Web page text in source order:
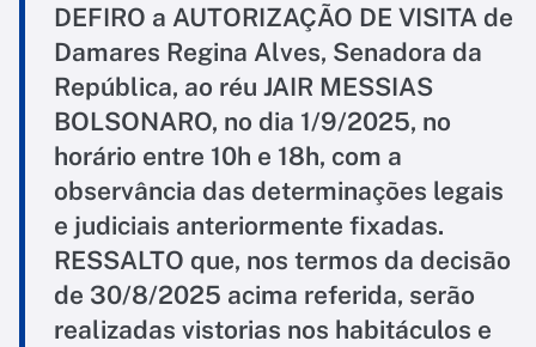
DEFIRO a AUTORIZAÇÃO DE VISITA de
Damares Regina Alves, Senadora da
República, ao réu JAIR MESSIAS
BOLSONARO, no dia 1/9/2025, no
horário entre 10h e 18h, com a
observância das determinações legais
e judiciais anteriormente fixadas.
RESSALTO que, nos termos da decisão
de 30/8/2025 acima referida, serão
realizadas vistorias nos habitáculos e